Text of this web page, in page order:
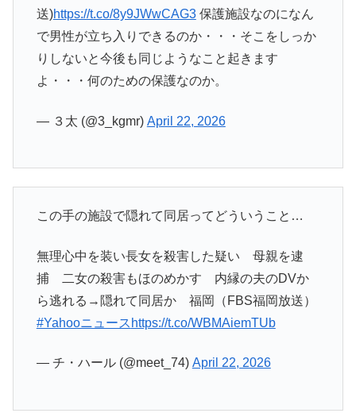
送)https://t.co/8y9JWwCAG3保護施設なのになん
で男性が立ち入りできるのか・・・そこをしっか
りしないと今後も同じようなこと起きます
よ・・・何のための保護なのか。
— ３太 (@3_kgmr) April 22, 2026
この手の施設で隠れて同居ってどういうこと…
無理心中を装い長女を殺害した疑い 母親を逮
捕 二女の殺害もほのめかす 内縁の夫のDVか
ら逃れる→隠れて同居か 福岡（FBS福岡放送）
#Yahooニュース https://t.co/WBMAiemTUb
— チ・ハール (@meet_74) April 22, 2026